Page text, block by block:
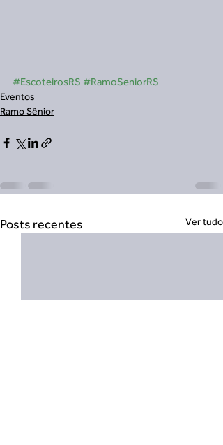
#EscoteirosRS #RamoSeniorRS
Eventos
Ramo Sênior
Posts recentes Ver tudo